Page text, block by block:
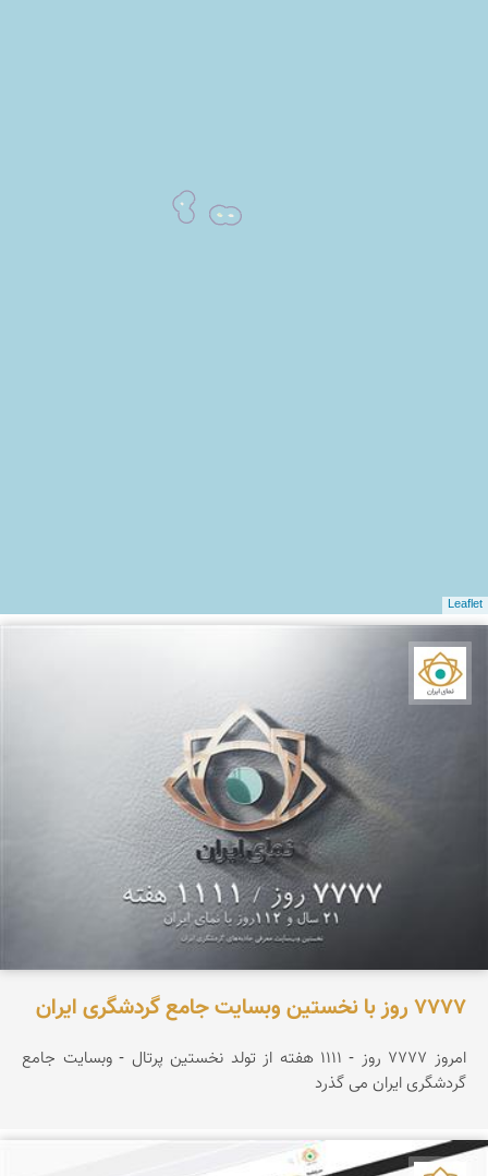
Leaflet
۷۷۷۷ روز با نخستین وبسایت جامع گردشگری ایران
امروز ۷۷۷۷ روز - ۱۱۱۱ هفته از تولد نخستین پرتال - وبسایت جامع
گردشگری ایران می گذرد